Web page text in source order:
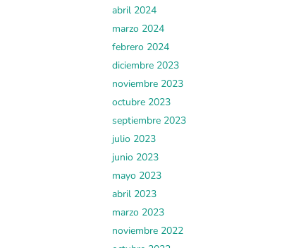
abril 2024
marzo 2024
febrero 2024
diciembre 2023
noviembre 2023
octubre 2023
septiembre 2023
julio 2023
junio 2023
mayo 2023
abril 2023
marzo 2023
noviembre 2022